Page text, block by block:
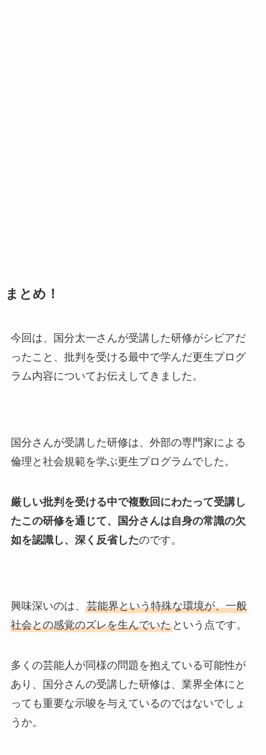
まとめ！
今回は、国分太一さんが受講した研修がシビアだ
ったこと、批判を受ける最中で学んだ更生プログ
ラム内容についてお伝えしてきました。
国分さんが受講した研修は、外部の専門家による
倫理と社会規範を学ぶ更生プログラムでした。
厳しい批判を受ける中で複数回にわたって受講し
たこの研修を通じて、国分さんは自身の常識の欠
如を認識し、深く反省したのです。
興味深いのは、 芸能界という特殊な環境が、一般
社会との感覚のズレを生んでいたという点です。
多くの芸能人が同様の問題を抱えている可能性が
あり、国分さんの受講した研修は、業界全体にと
っても重要な示唆を与えているのではないでしょ
うか。